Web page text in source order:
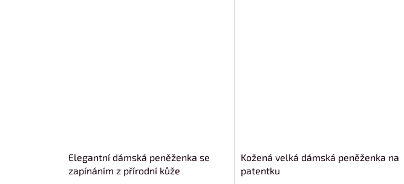
Elegantní dámská peněženka se
zapínáním z přírodní kůže
Kožená velká dámská peněženka na
patentku